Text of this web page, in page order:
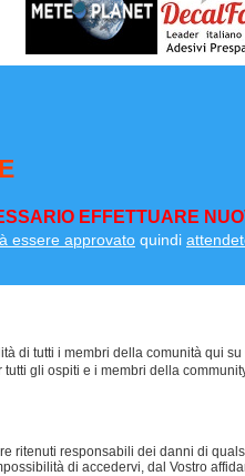
EFFETTUARE
essere approvato quindi
di tutti i membri della comunità qui
gli ospiti e i membri della
ritenuti responsabili dei danni di
di accedervi, dal Vostro